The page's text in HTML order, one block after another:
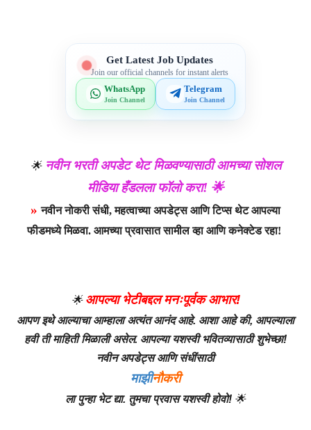
Get Latest Job Updates
Join our official channels for instant alerts
WhatsApp
Join Channel
Telegram
Join Channel
🌟नवीन भरती अपडेट थेट मिळवण्यासाठी आमच्या सोशल
मीडिया हँडलला फॉलो करा! 🌟
»नवीन नोकरी संधी, महत्वाच्या अपडेट्स आणि टिप्स थेट आपल्या
फीडमध्ये मिळवा. आमच्या प्रवासात सामील व्हा आणि कनेक्टेड रहा!
🌟 आपल्या भेटीबद्दल मनःपूर्वक आभार!
आपण इथे आल्याचा आम्हाला अत्यंत आनंद आहे. आशा आहे की, आपल्याला
हवी ती माहिती मिळाली असेल. आपल्या यशस्वी भवितव्यासाठी शुभेच्छा!
नवीन अपडेट्स आणि संधींसाठी
माझीनौकरी
ला पुन्हा भेट द्या. तुमचा प्रवास यशस्वी होवो! 🌟